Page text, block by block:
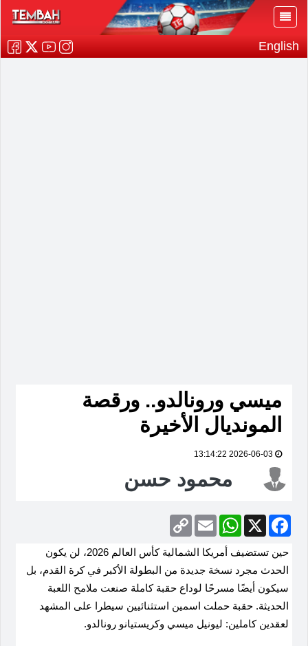
English
ميسي ورونالدو.. ورقصة
المونديال الأخيرة
محمود حسن
Facebook
X
WhatsApp
Email
Copy
Link
حين تستضيف أمريكا الشمالية كأس العالم 2026، لن يكون
الحدث مجرد نسخة جديدة من البطولة الأكبر في كرة القدم، بل
سيكون أيضًا مسرحًا لوداع حقبة كاملة صنعت ملامح اللعبة
الحديثة. حقبة حملت اسمين استثنائيين سيطرا على المشهد
لعقدين كاملين: ليونيل ميسي وكريستيانو رونالدو.